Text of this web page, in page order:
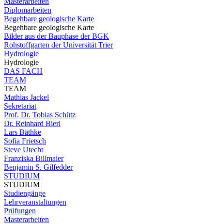
Diplomarbeiten
Begehbare geologische Karte
Begehbare geologische Karte
Bilder aus der Bauphase der BGK
Rohstoffgarten der Universität Trier
Hydrologie
Hydrologie
DAS FACH
TEAM
TEAM
Mathias Jackel
Sekretariat
Prof. Dr. Tobias Schütz
Dr. Reinhard Bierl
Lars Bäthke
Sofia Frietsch
Steve Utecht
Franziska Billmaier
Benjamin S. Gilfedder
STUDIUM
STUDIUM
Studiengänge
Lehrveranstaltungen
Prüfungen
Masterarbeiten